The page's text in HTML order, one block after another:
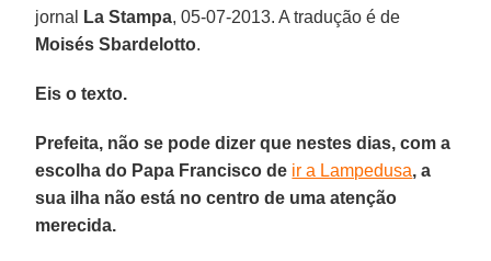
jornal
La Stampa, 05-07-2013. A tradução é de
Moisés Sbardelotto.
Eis o texto.
Prefeita, não se pode dizer que nestes dias, com a
escolha do Papa Francisco de ir a Lampedusa, a
sua ilha não está no centro de uma atenção
merecida.